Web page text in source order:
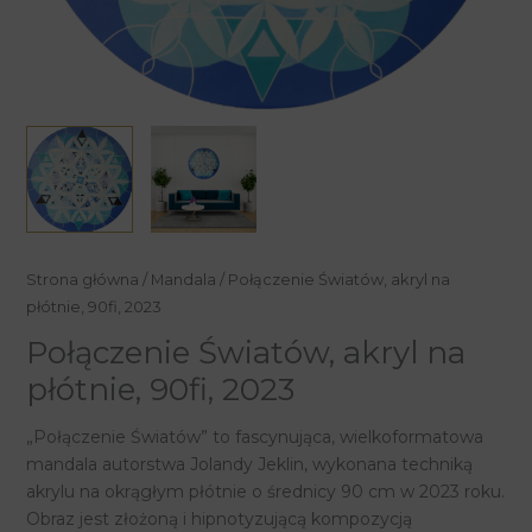
Strona główna / Mandala / Połączenie Światów, akryl na
płótnie, 90fi, 2023
Połączenie Światów, akryl na
płótnie, 90fi, 2023
„Połączenie Światów” to fascynująca, wielkoformatowa
mandala autorstwa Jolandy Jeklin, wykonana techniką
akrylu na okrągłym płótnie o średnicy 90 cm w 2023 roku.
Obraz jest złożoną i hipnotyzującą kompozycją
ilość
Połączenie
akryl
na
90fi,
2023